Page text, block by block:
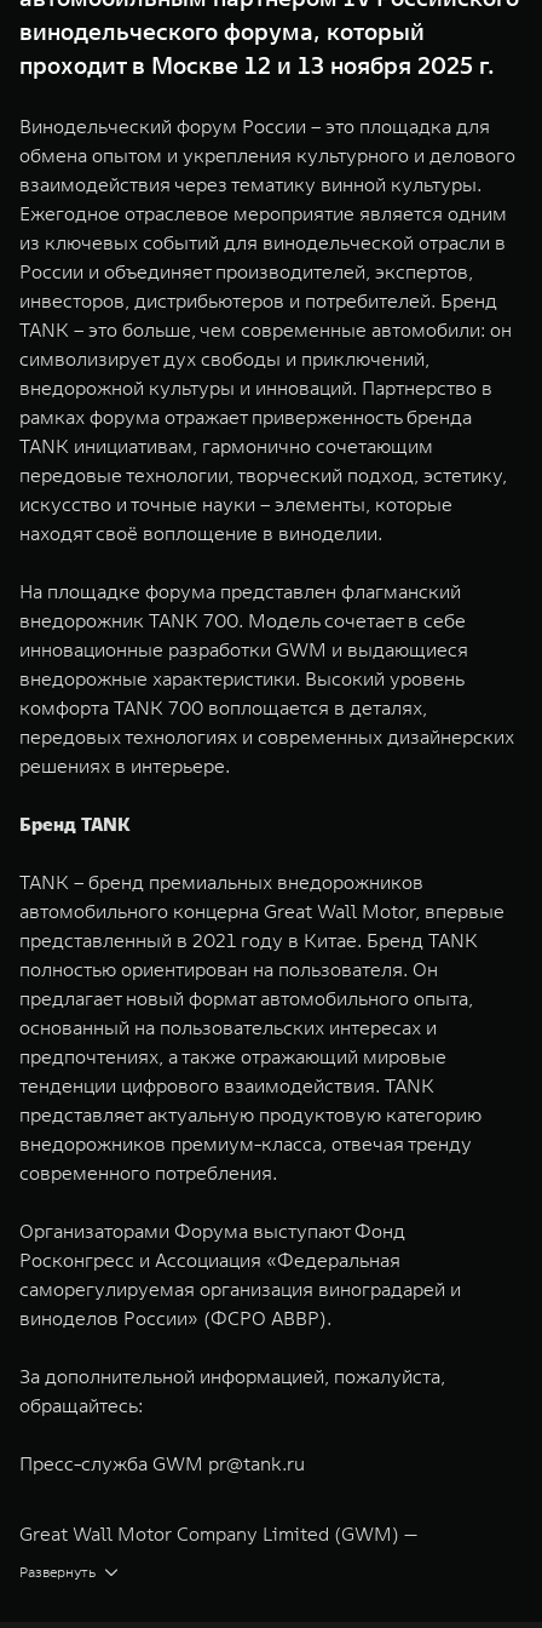
WEY 07
Расширяя границы комфорта
от 6 149 000 ₽ от 5 699
WEY 80
Масштаб возможностей
от 6 449 000 ₽
WEY 80
от 8 099
винодельческого форума, который
проходит в Москве 12 и 13 ноября 2025 г.
Винодельческий форум России – это площадка для
обмена опытом и укрепления культурного и делового
взаимодействия через тематику винной культуры.
Ежегодное отраслевое мероприятие является одним
из ключевых событий для винодельческой отрасли в
России и объединяет производителей, экспертов,
инвесторов, дистрибьютеров и потребителей. Бренд
TANK – это больше, чем современные автомобили: он
символизирует дух свободы и приключений,
внедорожной культуры и инноваций. Партнерство в
рамках форума отражает приверженность бренда
TANK инициативам, гармонично сочетающим
передовые технологии, творческий подход, эстетику,
искусство и точные науки – элементы, которые
находят своё воплощение в виноделии.
На площадке форума представлен флагманский
внедорожник TANK 700. Модель сочетает в себе
инновационные разработки GWM и выдающиеся
внедорожные характеристики. Высокий уровень
комфорта TANK 700 воплощается в деталях,
передовых технологиях и современных дизайнерских
решениях в интерьере.
Бренд TANK
TANK – бренд премиальных внедорожников
автомобильного концерна Great Wall Motor, впервые
представленный в 2021 году в Китае. Бренд TANK
полностью ориентирован на пользователя. Он
предлагает новый формат автомобильного опыта,
основанный на пользовательских интересах и
предпочтениях, а также отражающий мировые
тенденции цифрового взаимодействия. TANK
представляет актуальную продуктовую категорию
внедорожников премиум-класса, отвечая тренду
современного потребления.
Организаторами Форума выступают Фонд
Росконгресс и Ассоциация «Федеральная
саморегулируемая организация виноградарей и
виноделов России» (ФСРО АВВР).
За дополнительной информацией, пожалуйста,
обращайтесь:
Пресс-служба GWM pr@tank.ru
Great Wall Motor Company Limited (GWM) —
глобальный производитель внедорожников,
Развернуть